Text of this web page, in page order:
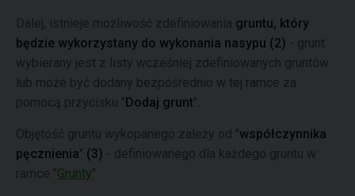
Dalej, istnieje możliwość zdefiniowania gruntu, który
będzie wykorzystany do wykonania nasypu (2) - grunt
wybierany jest z listy wcześniej zdefiniowanych gruntów
lub może być dodany bezpośrednio w tej ramce za
pomocą przycisku "Dodaj grunt".
Objętość gruntu wykopanego zależy od "współczynnika
pęcznienia" (3) - definiowanego dla każdego gruntu w
ramce "Grunty".